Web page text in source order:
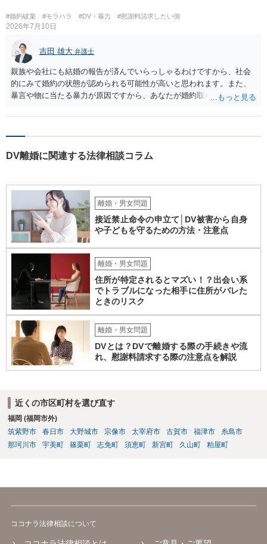
#婚約破棄 #モラハラ #DV・暴力 #慰謝料請求したい側
2026年7月10日
吉田 雄大 弁護士
親族や会社にも結婚の報告が済んでいらっしゃるわけですから、社会
的にみて婚約の状態が認められる可能性が高いと思われます。また、
暴言や物に当たる暴力が原因ですから、あなたが婚約取りやめを告げ
かった原因が専ら彼の言動にあるとして、慰謝料請求が認められる可
よりますので何ともいえません）。
DV離婚に関連する法律相談コラム
離婚・男女問題
接近禁止命令の申立て│DV被害から自身
や子どもを守るための方法・注意点
離婚・男女問題
住所が特定されるとマズい！？出会い系
でトラブルになった相手に住所がバレた
ときのリスク
離婚・男女問題
DVとは？DVで離婚する際の手続きや流
れ、慰謝料請求する際の注意点を解説
近くの市区町村を選び直す
福岡 (福岡市外)
筑紫野市
春日市 大野城市 宗像市 太宰府市 古賀市 福津市
糸島市
那珂川市
宇美町 篠栗町 志免町 須恵町 新宮町 久山町 粕屋町
ココナラ法律相談について